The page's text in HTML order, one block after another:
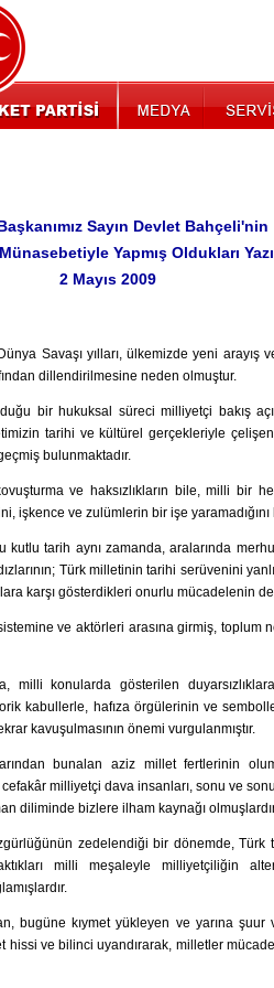
Sayın Devlet Bahçeli'nin
Yapmış Oldukları
2 Mayıs 2009
Savaşı yılları, ülkemizde yeni arayış
dillendirilmesine neden olmuştur.
bir hukuksal süreci milliyetçi bakış
tarihi ve kültürel gerçekleriyle
bulunmaktadır.
ve haksızlıkların bile, milli bir
işkence ve zulümlerin bir işe yaramadığını
tarih aynı zamanda, aralarında
Türk milletinin tarihi serüvenini
karşı gösterdikleri onurlu mücadelenin
ve aktörleri arasına girmiş, toplum
milli konularda gösterilen
kabullerle, hafıza örgülerinin ve
kavuşulmasının önemi vurgulanmıştır.
bunalan aziz millet fertlerinin
milliyetçi dava insanları, sonu ve
diliminde bizlere ilham kaynağı
zedelendiği bir dönemde, Türk
milli meşaleyle milliyetçiliğin
bugüne kıymet yükleyen ve yarına
hissi ve bilinci uyandırarak, milletler